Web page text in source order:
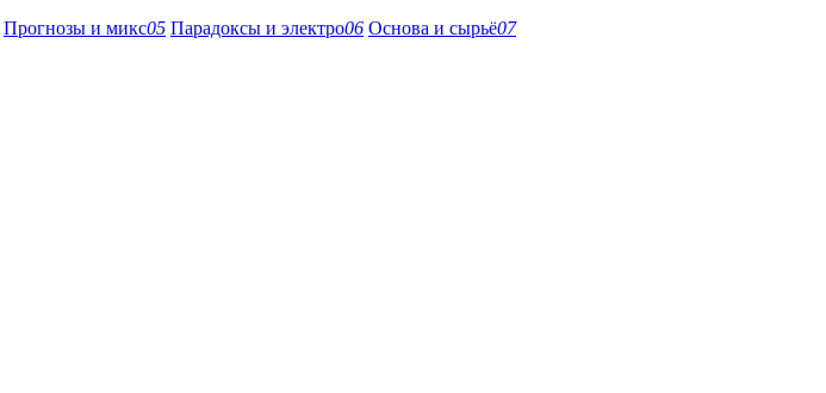
Прогнозы и микс05 Парадоксы и электро06 Основа и сырьё07